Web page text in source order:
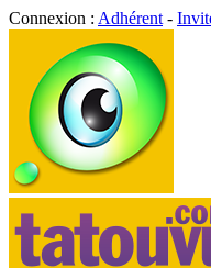
Connexion : Adhérent -